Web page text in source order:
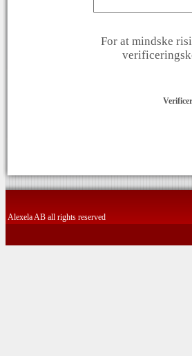
For at mindske
Alexela AB all rights reserved